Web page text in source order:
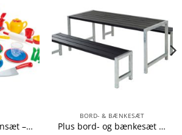
Dantoy stort køkkensæt – 59 dele fra dantoy 5701217042566
BORD- & BÆNKESÆT
Plus bord- og bænkesæt – Alma – Sort fra Plus 5703393717887